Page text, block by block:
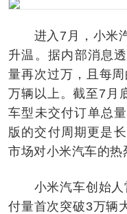
进入7月，小米汽
升温。据内部消息
量再次过万，且每
万辆以上。截至7月
车型未交付订单总
版的交付周期更是
市场对小米汽车的热
小米汽车创始人
付量首次突破3万辆